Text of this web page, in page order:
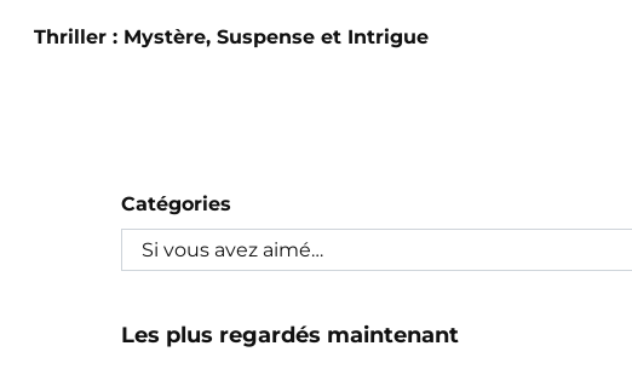
Thriller : Mystère, Suspense et Intrigue
Catégories
Les plus regardés maintenant